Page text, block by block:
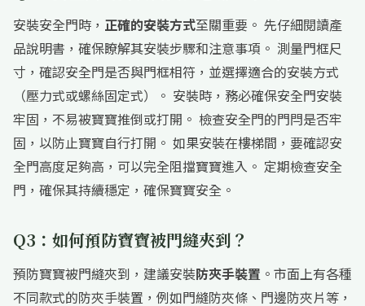
安裝安全門時， 正確的安裝方式至關重要。 先仔細閱讀產
品說明書，確保瞭解其安裝步驟和注意事項。 測量門框尺
寸，確認安全門是否與門框相符，並選擇適合的安裝方式
（壓力式或螺絲固定式）。 安裝時，務必確保安全門安裝
牢固，不易被寶寶推倒或打開。 檢查安全門的門閂是否牢
固，以防止寶寶自行打開。 如果安裝在樓梯間，要確認安
全門高度足夠高，可以完全阻擋寶寶進入。 定期檢查安全
門，確保其持續穩定，確保寶寶安全。
Q3：如何預防寶寶被門縫夾到？
預防寶寶被門縫夾到，建議安裝防夾手裝置 。市面上有各種
不同款式的防夾手裝置，例如門縫防夾條、門邊防夾片等，